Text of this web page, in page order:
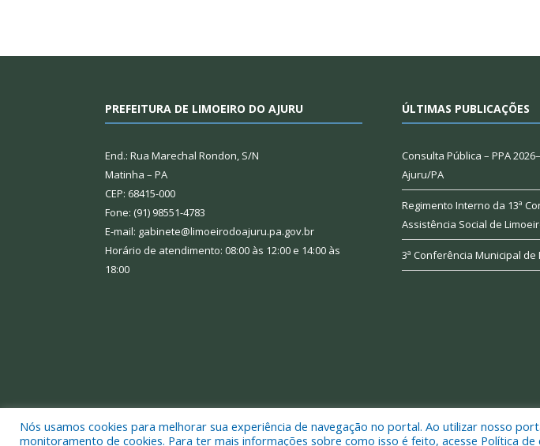
PREFEITURA DE LIMOEIRO DO AJURU
End.: Rua Marechal Rondon, S/N
Matinha – PA
CEP: 68415-000
Fone: (91) 98551-4783
E-mail: gabinete@limoeirodoajuru.pa.gov.br
Horário de atendimento: 08:00 às 12:00 e 14:00 às
18:00
ÚLTIMAS PUBLICAÇÕES
Consulta Pública – PPA
Ajuru/PA
Regimento Interno da 13ª
Assistência Social de
3ª Conferência Municipal de
Todos os direitos reservados a Prefeitura Municipal de Limoeiro do Ajuru.
Nós usamos cookies para melhorar sua experiência de navegação no portal. Ao utilizar nosso
monitoramento de cookies. Para ter mais informações sobre como isso é feito, acesse Política de